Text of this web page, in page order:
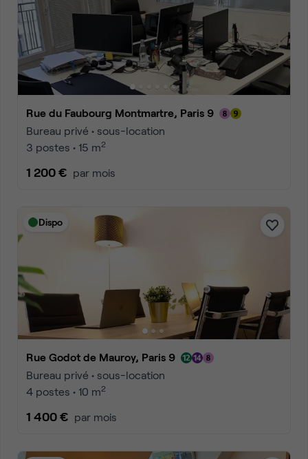
Rue du Faubourg Montmartre, Paris 9
Bureau privé • sous-location
3 postes • 15 m2
1 200 € par mois
Dispo
Rue Godot de Mauroy, Paris 9
Bureau privé • sous-location
4 postes • 10 m2
1 400 € par mois